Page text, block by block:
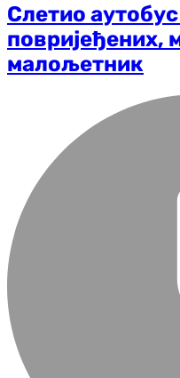
Слетио
повријеђених,
малољетник